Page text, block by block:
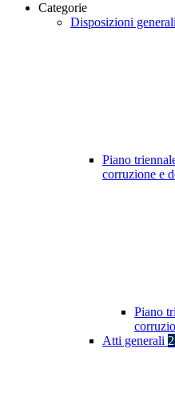
Categorie
Disposizioni generali
Piano
corruzione e
Piano
Atti generali